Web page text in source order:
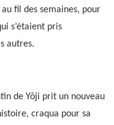
fil des semaines, pour
s’étaient pris
autres.
de Yōji prit un nouveau
craqua pour sa